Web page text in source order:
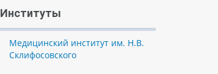
Институты
Медицинский институт им. Н.В.
Склифосовского